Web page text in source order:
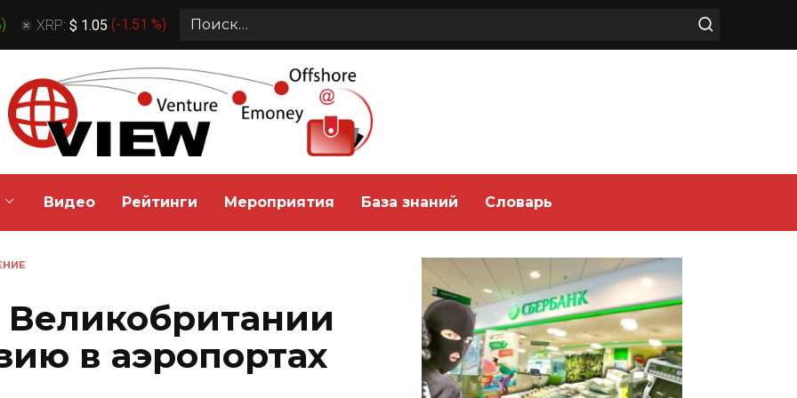
) XRP: $ 1.05 (-1.51 %)
Search
Видео Рейтинги Мероприятия База знаний Словарь
Великобритании
в аэропортах